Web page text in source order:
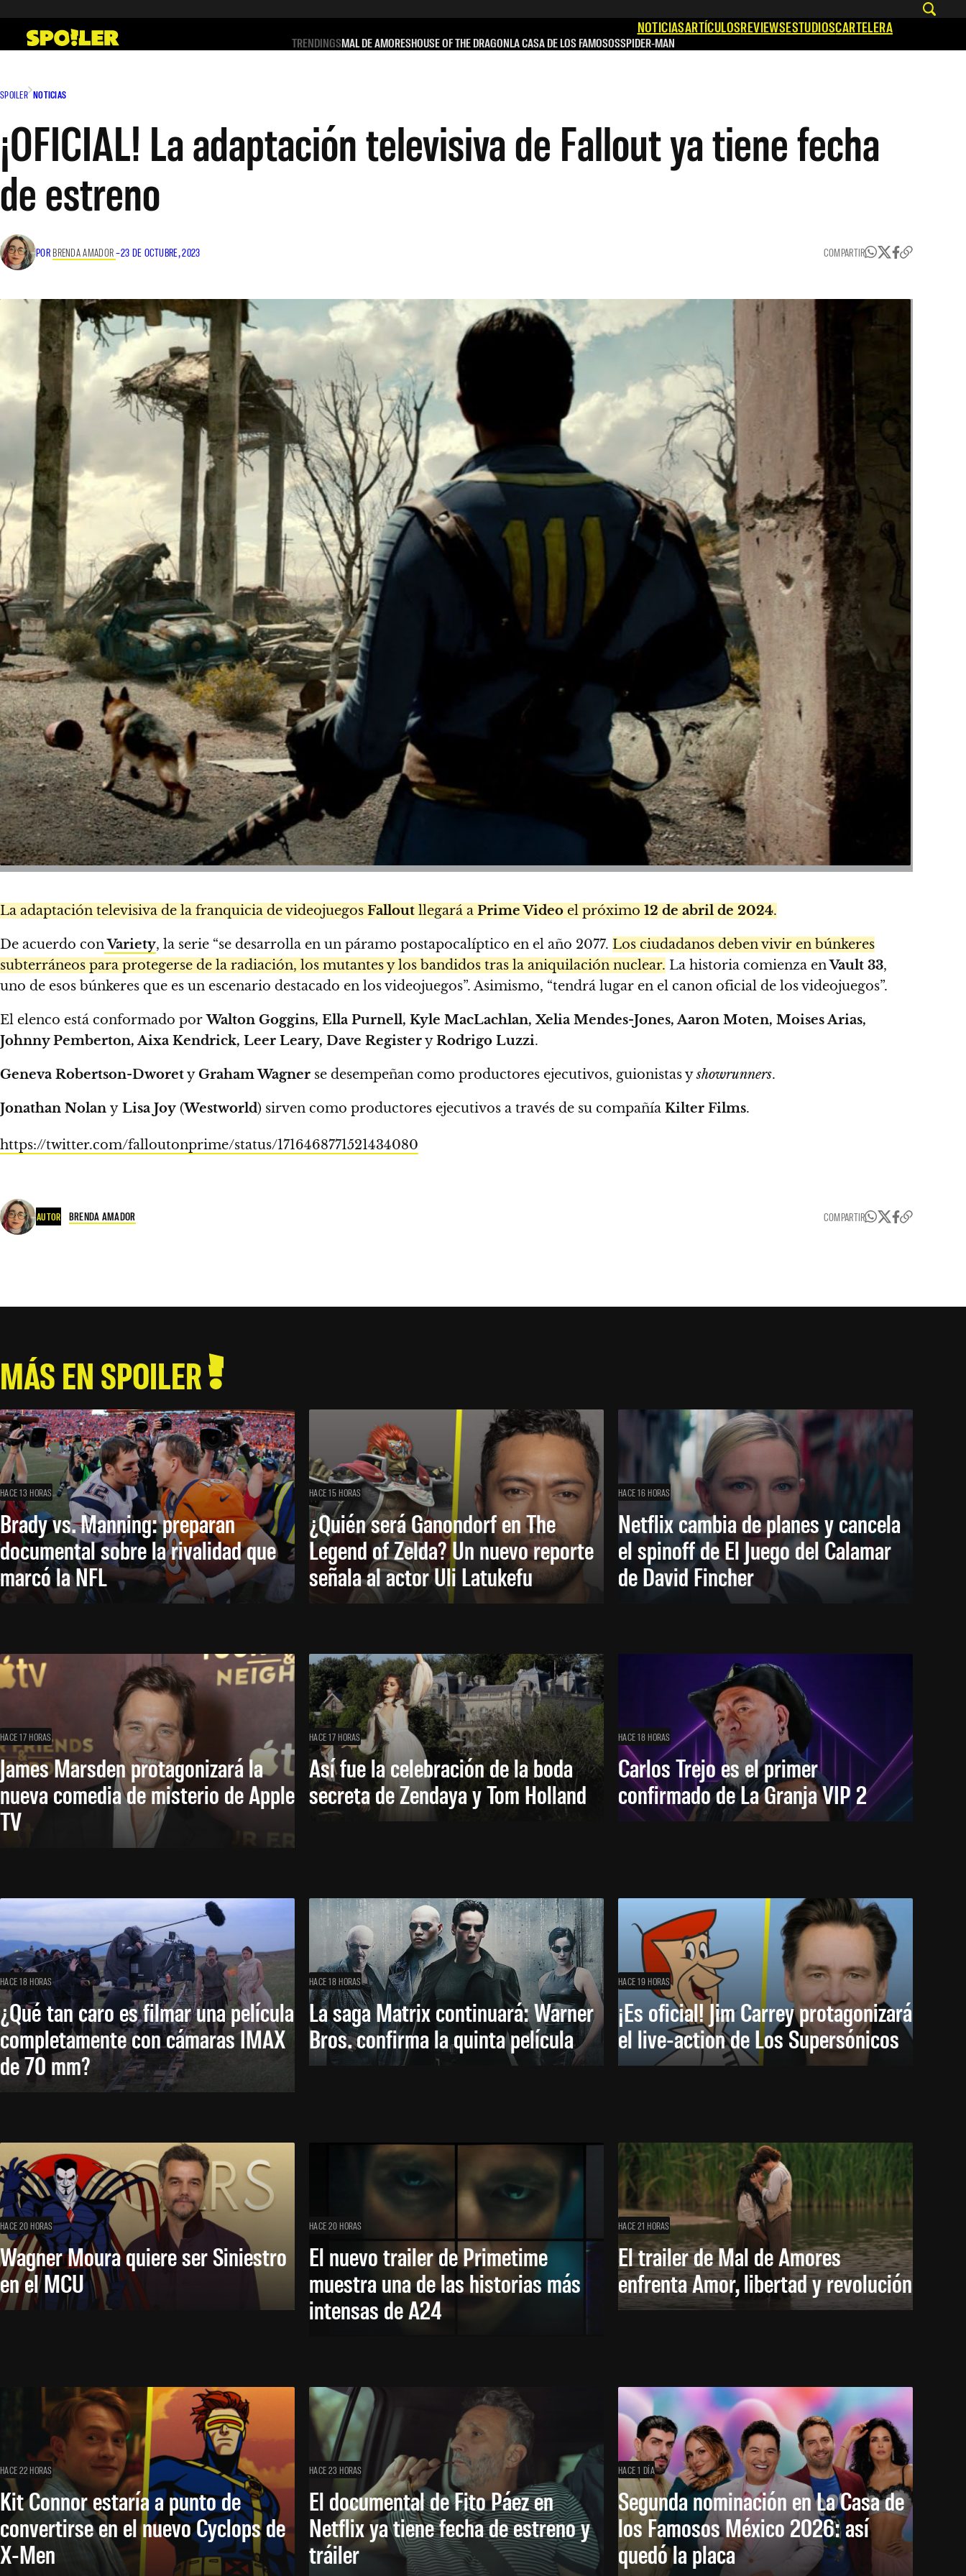
contenido
NOTICIASARTÍCULOSREVIEWSESTUDIOSCARTELERA
TRENDINGSMAL DE AMORESHOUSE OF THE DRAGONLA CASA DE LOS FAMOSOSSPIDER-MAN
SPOILER NOTICIAS
¡OFICIAL! La adaptación televisiva de Fallout ya tiene fecha
de estreno
POR BRENDA AMADOR–23 DE OCTUBRE, 2023 COMPARTIR
La adaptación televisiva de la franquicia de videojuegos Fallout llegará a Prime Video el próximo 12 de abril de 2024.
De acuerdo conVariety, la serie “se desarrolla en un páramo postapocalíptico en el año 2077. Los ciudadanos deben vivir en búnkeres
subterráneos para protegerse de la radiación, los mutantes y los bandidos tras la aniquilación nuclear. La historia comienza enVault 33,
uno de esos búnkeres que es un escenario destacado en los videojuegos”. Asimismo, “tendrá lugar en el canon oficial de los videojuegos”.
El elenco está conformado porWalton Goggins, Ella Purnell, Kyle MacLachlan, Xelia Mendes-Jones, Aaron Moten, Moises Arias,
Johnny Pemberton, Aixa Kendrick, Leer Leary, Dave RegisteryRodrigo Luzzi.
Geneva Robertson-DworetyGraham Wagner se desempeñan como productores ejecutivos, guionistas yshowrunners.
Jonathan Nolan y Lisa Joy (Westworld) sirven como productores ejecutivos a través de su compañía Kilter Films.
https://twitter.com/falloutonprime/status/1716468771521434080
AUTOR BRENDA AMADOR COMPARTIR
MÁS EN SPOILER
HACE 13 HORAS
Brady vs. Manning: preparan
documental sobre la rivalidad que
marcó la NFL
HACE 15 HORAS
¿Quién será Ganondorf en The
Legend of Zelda? Un nuevo reporte
señala al actor Uli Latukefu
HACE 16 HORAS
Netflix cambia de planes y cancela
el spinoff de El Juego del Calamar
de David Fincher
HACE 17 HORAS
James Marsden protagonizará la
nueva comedia de misterio de Apple
TV
HACE 17 HORAS
Así fue la celebración de la boda
secreta de Zendaya y Tom Holland
HACE 18 HORAS
Carlos Trejo es el primer
confirmado de La Granja VIP 2
HACE 18 HORAS
¿Qué tan caro es filmar una película
completamente con cámaras IMAX
de 70 mm?
HACE 18 HORAS
La saga Matrix continuará: Warner
Bros. confirma la quinta película
HACE 19 HORAS
¡Es oficial! Jim Carrey protagonizará
el live-action de Los Supersónicos
HACE 20 HORAS
Wagner Moura quiere ser Siniestro
en el MCU
HACE 20 HORAS
El nuevo trailer de Primetime
muestra una de las historias más
intensas de A24
HACE 21 HORAS
El trailer de Mal de Amores
enfrenta Amor, libertad y revolución
HACE 22 HORAS
Kit Connor estaría a punto de
convertirse en el nuevo Cyclops de
X-Men
HACE 23 HORAS
El documental de Fito Páez en
Netflix ya tiene fecha de estreno y
tráiler
HACE 1 DÍA
Segunda nominación en La Casa de
los Famosos México 2026: así
quedó la placa